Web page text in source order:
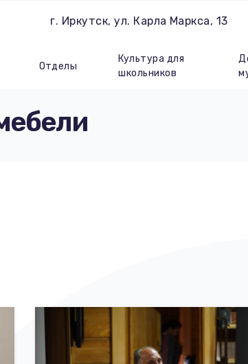
г. Иркутск, ул. Карла Маркса, 13
Отделы
Культура для
школьников